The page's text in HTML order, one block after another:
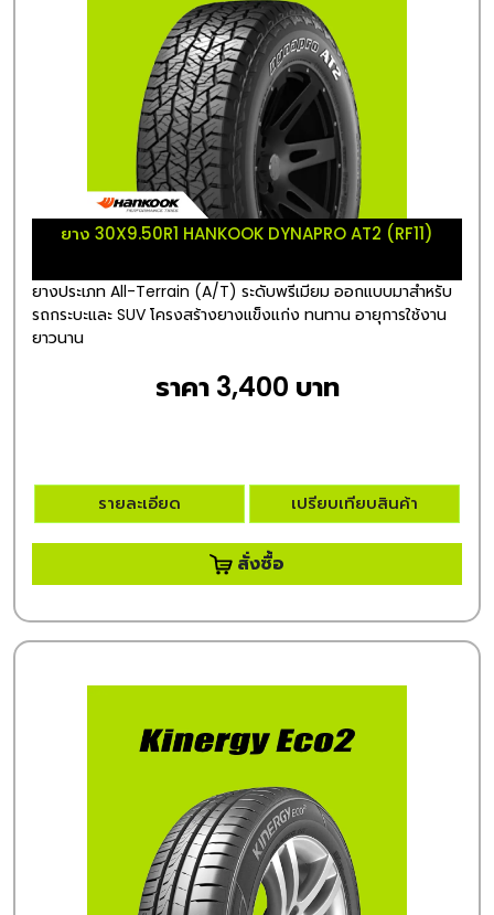
ยาง 30X9.50R1 HANKOOK DYNAPRO AT2 (RF11)
ยางประเภท All-Terrain (A/T) ระดับพรีเมียม ออกแบบมาสำหรับ
รถกระบะและ SUV โครงสร้างยางแข็งแก่ง ทนทาน อายุการใช้งาน
ยาวนาน
ราคา 3,400 บาท
รายละเอียด เปรียบเทียบสินค้า
สั่งซื้อ